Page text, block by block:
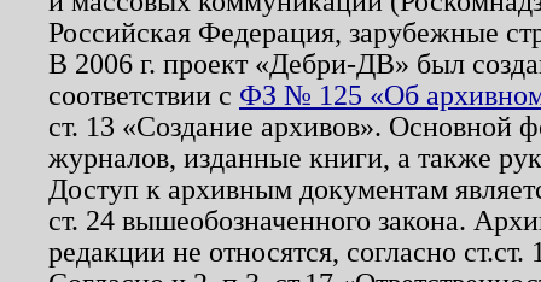
Российская Федерация, зарубежные
В 2006 г. проект «Дебри-ДВ» был
соответствии с ФЗ № 125 «Об
ст. 13 «Создание архивов». Основной
журналов, изданные книги, а также
Доступ к архивным документам
ст. 24 вышеобозначенного закона.
редакции не относятся, согласно